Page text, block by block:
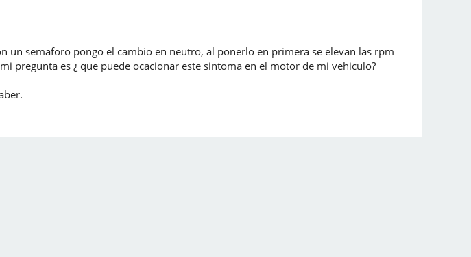
un semaforo pongo el cambio en neutro, al ponerlo en primera se elevan las rpm
pregunta es ¿ que puede ocacionar este sintoma en el motor de mi vehiculo?